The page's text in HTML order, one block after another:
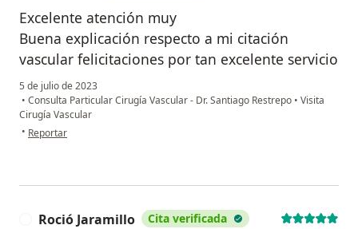
Excelente atención muy
Buena explicación respecto a mi citación
vascular felicitaciones por tan excelente servicio
5 de julio de 2023
• Consulta Particular Cirugía Vascular - Dr. Santiago Restrepo • Visita
Cirugía Vascular
• en opinión del usuario Paciente
Reportar
Roció Jaramillo Cita verificada